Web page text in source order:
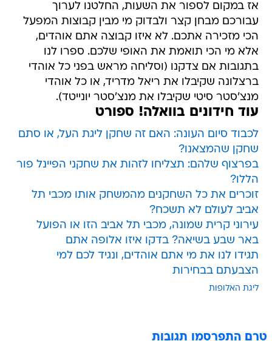
אז במקום לספור את השעות, החלטנו לערוך
עבורכם מבחן קצר ולבדוק מי מבין קבוצות המפעל
הכי מזכירה אתכם. לא איזו קבוצה אתם אוהדים,
אלא מי הכי תואמת את האופי שלכם. ספרו לנו
בתגובות אם צדקנו (וסליחה מראש בפני כל אוהדי
ברצלונה שקיבלו את ריאל מדריד, או כל אוהדי
מנצ'סטר סיטי שקיבלו את מנצ'סטר יונייטד).
עוד חידונים בוואלה! ספורט
לכבוד סיום העונה: האם זה שחקן ליגת העל, או סתם
שחקן שהמצאנו?
בפרצוף שלהם: תצליחו לזהות את שחקני הפיינל פור
הללו?
זוכרים את כל השחקנים מהמשחק אותו מכבי תל
אביב לעולם לא תשכח?
עירוני קרית שמונה, מכבי תל אביב הזו או הפועל
באר שבע בשיאה? בדקו איזו אלופה אתם
תגידו לנו את מי אתם אוהדים, ונגיד לכם למי
הצבעתם בבחירות
ליגת האלופות
טרם התפרסמו תגובות